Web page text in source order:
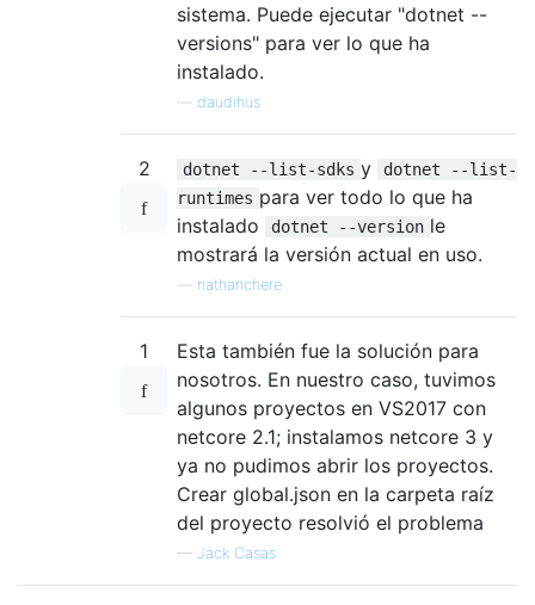
sistema. Puede ejecutar "dotnet --
versions" para ver lo que ha
instalado.
daudihus
2 dotnet --list-sdks y
dotnet --list-
runtimes para ver todo lo que ha
instalado
dotnet --version le
mostrará la versión actual en uso.
nathanchere
1
Esta también fue la solución para
nosotros. En nuestro caso, tuvimos
algunos proyectos en VS2017 con
netcore 2.1; instalamos netcore 3 y
ya no pudimos abrir los proyectos.
Crear global.json en la carpeta raíz
del proyecto resolvió el problema
— Jack Casas